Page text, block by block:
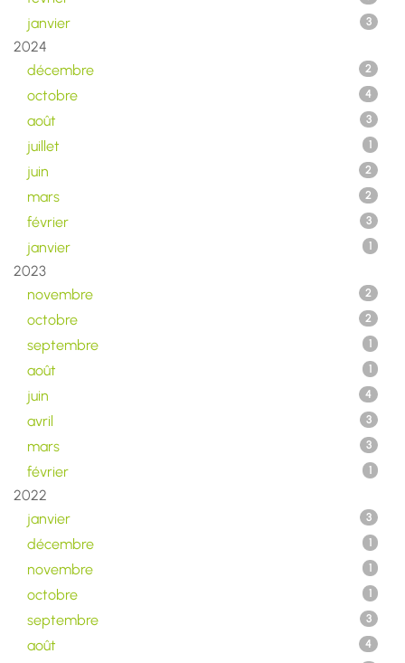
janvier 3
2024
décembre
2
octobre 4
août 3
juillet 1
juin 2
mars 2
février 3
janvier 1
2023
novembre
2
octobre 2
septembre 1
août 1
juin 4
avril 3
mars 3
février 1
2022
janvier
3
décembre 1
novembre 1
octobre 1
septembre 3
août 4